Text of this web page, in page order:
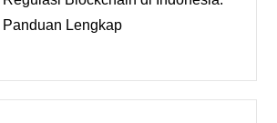
Panduan Lengkap